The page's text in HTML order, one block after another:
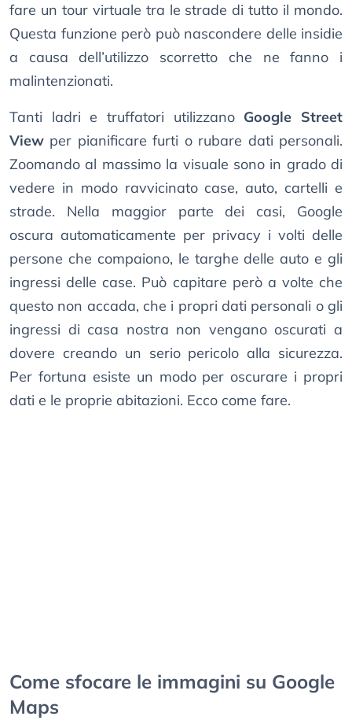
fare un tour virtuale tra le strade di tutto il mondo.
Questa funzione però può nascondere delle insidie
a causa dell’utilizzo scorretto che ne fanno i
malintenzionati.
Tanti ladri e truffatori utilizzano Google Street
View per pianificare furti o rubare dati personali.
Zoomando al massimo la visuale sono in grado di
vedere in modo ravvicinato case, auto, cartelli e
strade. Nella maggior parte dei casi, Google
oscura automaticamente per privacy i volti delle
persone che compaiono, le targhe delle auto e gli
ingressi delle case. Può capitare però a volte che
questo non accada, che i propri dati personali o gli
ingressi di casa nostra non vengano oscurati a
dovere creando un serio pericolo alla sicurezza.
Per fortuna esiste un modo per oscurare i propri
dati e le proprie abitazioni. Ecco come fare.
Come sfocare le immagini su Google
Maps